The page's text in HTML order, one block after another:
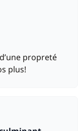
propreté
plus!